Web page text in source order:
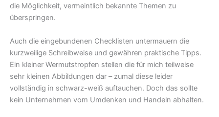
die Möglichkeit, vermeintlich bekannte Themen zu
überspringen.
Auch die eingebundenen Checklisten untermauern die
kurzweilige Schreibweise und gewähren praktische Tipps.
Ein kleiner Wermutstropfen stellen die für mich teilweise
sehr kleinen Abbildungen dar – zumal diese leider
vollständig in schwarz-weiß auftauchen. Doch das sollte
kein Unternehmen vom Umdenken und Handeln abhalten.